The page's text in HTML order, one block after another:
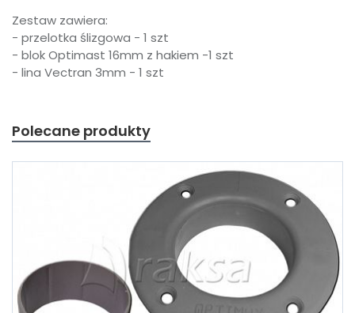
Zestaw zawiera:
- przelotka ślizgowa - 1 szt
- blok Optimast 16mm z hakiem -1 szt
- lina Vectran 3mm - 1 szt
Polecane produkty